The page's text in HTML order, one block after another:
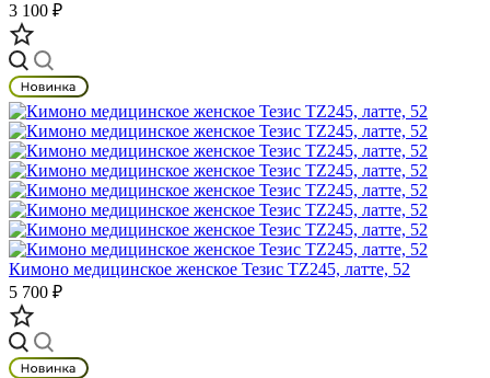
3 100 ₽
Кимоно медицинское женское Тезис TZ245, латте, 52
5 700 ₽